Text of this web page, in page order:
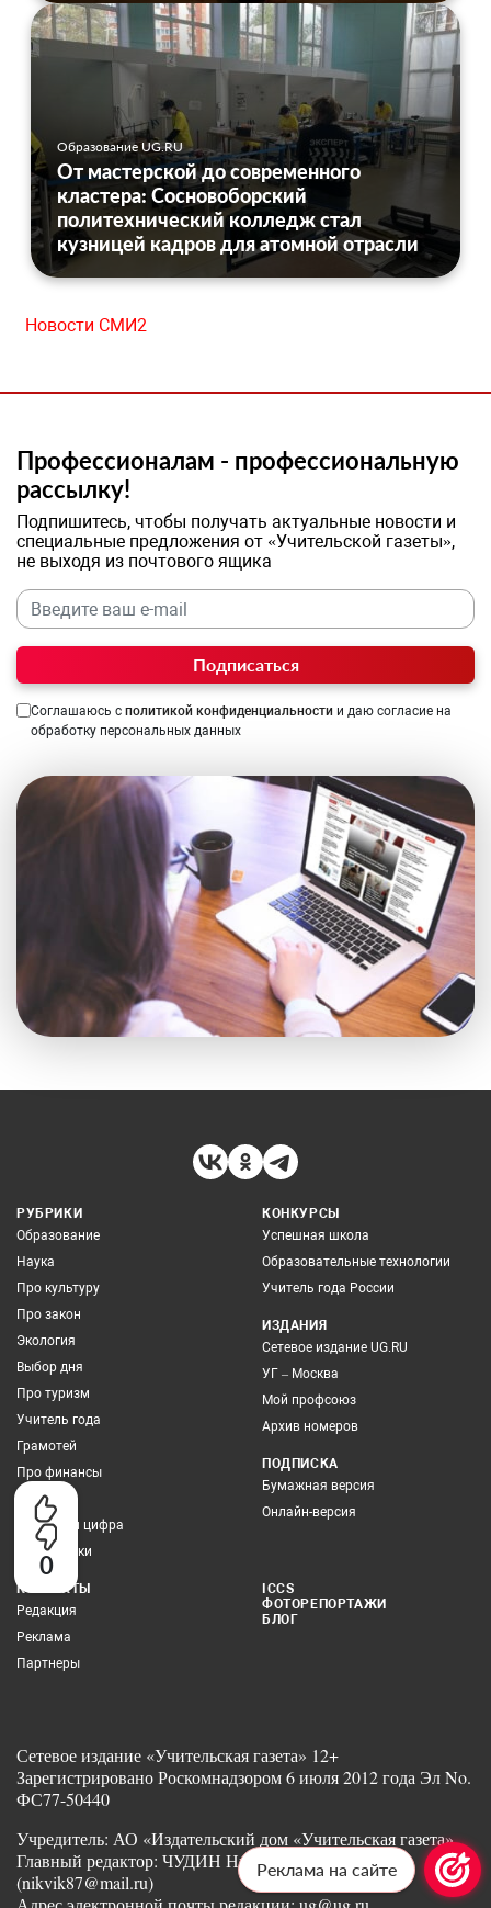
0
Образование UG.RU
От мастерской до современного
кластера: Сосновоборский
политехнический колледж стал
кузницей кадров для атомной отрасли
Новости СМИ2
Профессионалам - профессиональную
рассылку!
Подпишитесь, чтобы получать актуальные новости и
специальные предложения от «Учительской газеты»,
не выходя из почтового ящика
Подписаться
Соглашаюсь с политикой конфиденциальности и даю согласие на
обработку персональных данных
РУБРИКИ
Образование
Наука
Про культуру
Про закон
Экология
Выбор дня
Про туризм
Учитель года
Грамотей
Про финансы
Здоровье
Учитель и цифра
Все рубрики
КОНКУРСЫ
Успешная школа
Образовательные технологии
Учитель года России
ИЗДАНИЯ
Сетевое издание UG.RU
УГ – Москва
Мой профсоюз
Архив номеров
ПОДПИСКА
Бумажная версия
Онлайн-версия
КОНТАКТЫ
Редакция
Реклама
Партнеры
ICCS
ФОТОРЕПОРТАЖИ
БЛОГ
Сетевое издание «Учительская газета» 12+
Зарегистрировано Роскомнадзором 6 июля 2012 года Эл No.
ФС77-50440
Учредитель: АО «Издательский дом «Учительская газета»
Главный редактор: ЧУДИН Никита Викторович
(nikvik87@mail.ru)
Реклама на сайте